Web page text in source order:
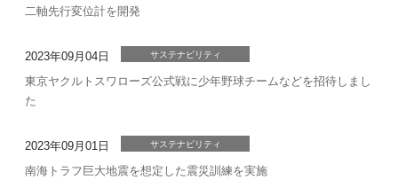
二軸先行変位計を開発
2023年09月04日 サステナビリティ
東京ヤクルトスワローズ公式戦に少年野球チームなどを招待しまし
た
2023年09月01日 サステナビリティ
南海トラフ巨大地震を想定した震災訓練を実施